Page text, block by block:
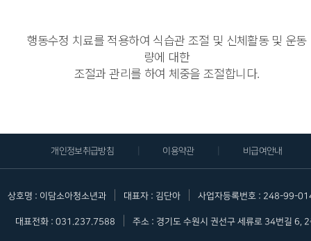
행동수정 치료를 적용하여 식습관 조절 및 신체활동 및 운동
량에 대한
조절과 관리를 하여 체중을 조절합니다.
개인정보취급방침 이용약관 비급여안내
상호명 : 이담소아청소년과 대표자 : 김단아 사업자등록번호 : 248-99-
대표전화 : 031.237.7588 주소 : 경기도 수원시 권선구 세류로 34번길 6, 2